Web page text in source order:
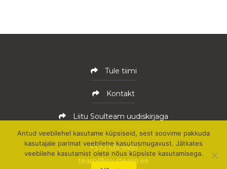
Tule tiimi
Kontakt
Liitu Soulteam uudiskirjaga
+372 515 9455
team@soulteam.ee
Antud veebilehel kasutame küpsiseid, sest soovime pakkuda
kasutajale parimat veebilehe kasutusmugavust. Jätkates
veebilehe kasutamist olete nõus küpsiste kasutamisega.